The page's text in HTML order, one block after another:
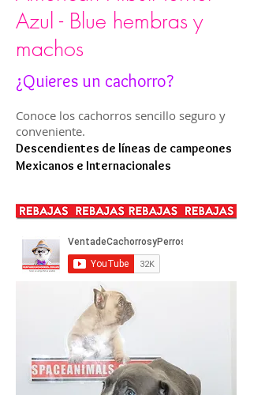
Azul - Blue hembras y
machos
¿Quieres un cachorro?
Conoce los cachorros sencillo seguro y
conveniente.
Descendientes de líneas de campeones
Mexicanos e Internacionales